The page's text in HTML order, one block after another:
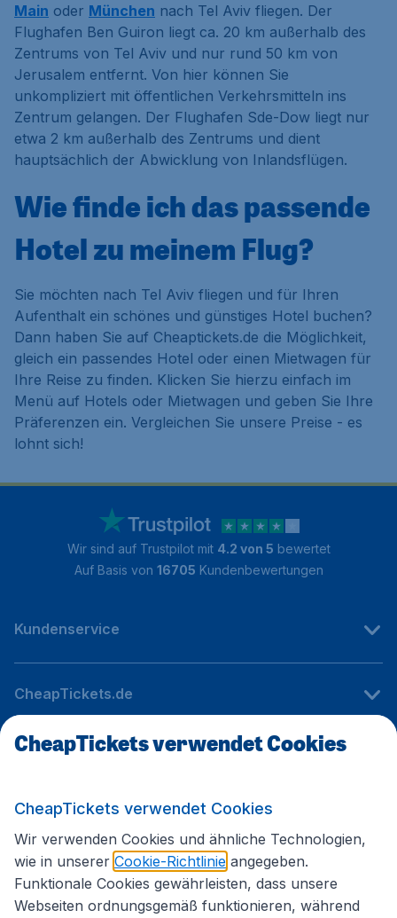
Main oder München nach Tel Aviv fliegen. Der
Flughafen Ben Guiron liegt ca. 20 km außerhalb des
Zentrums von Tel Aviv und nur rund 50 km von
Jerusalem entfernt. Von hier können Sie
unkompliziert mit öffentlichen Verkehrsmitteln ins
Zentrum gelangen. Der Flughafen Sde-Dow liegt nur
etwa 2 km außerhalb des Zentrums und dient
hauptsächlich der Abwicklung von Inlandsflügen.
Wie finde ich das passende
Hotel zu meinem Flug?
Sie möchten nach Tel Aviv fliegen und für Ihren
Aufenthalt ein schönes und günstiges Hotel buchen?
Dann haben Sie auf Cheaptickets.de die Möglichkeit,
gleich ein passendes Hotel oder einen Mietwagen für
Ihre Reise zu finden. Klicken Sie hierzu einfach im
Menü auf Hotels oder Mietwagen und geben Sie Ihre
Präferenzen ein. Vergleichen Sie unsere Preise - es
lohnt sich!
Wir sind auf Trustpilot mit 4.2 von 5 bewertet
Auf Basis von 16705 Kundenbewertungen
Kundenservice
CheapTickets.de
Internationale Webseiten
Folgen Sie uns:
CheapTickets verwendet Cookies
CheapTickets verwendet Cookies
Wir verwenden Cookies und ähnliche Technologien,
wie in unserer Cookie-Richtlinie angegeben.
Funktionale Cookies gewährleisten, dass unsere
Webseiten ordnungsgemäß funktionieren, während